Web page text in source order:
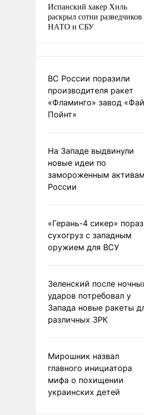
Испанский хакер Хиль
раскрыл сотни разведчиков
НАТО и СБУ
ВС России поразили
производителя ракет
«Фламинго» завод
Пойнт»
На Западе выдвинули
новые идеи по
замороженным активам
России
«Герань-4 сикер»
сухогруз с западным
оружием для ВСУ
Зеленский после
ударов потребовал у
Запада новые ракеты
различных ЗРК
Мирошник назвал
главного инициатора
мифа о похищении
украинских детей